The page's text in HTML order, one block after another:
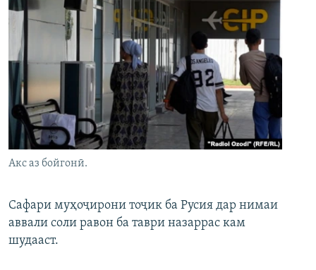
Акс аз бойгонӣ.
Сафари муҳоҷирони тоҷик ба Русия дар нимаи
аввали соли равон ба таври назаррас кам
шудааст.